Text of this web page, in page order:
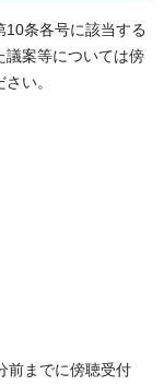
条各号に該当する
議案等については傍
い。
前までに傍聴受付